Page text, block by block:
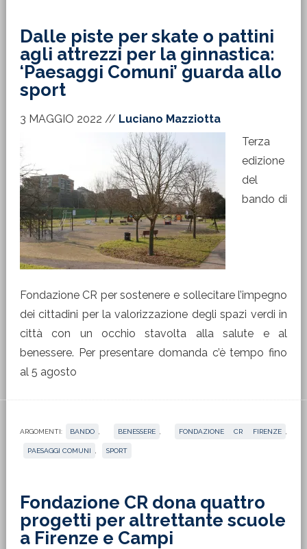
Dalle piste per skate o pattini
agli attrezzi per la ginnastica:
‘Paesaggi Comuni’ guarda allo
sport
3 MAGGIO 2022 // Luciano Mazziotta
Terza
edizione
del
bando di
Fondazione CR per sostenere e sollecitare l’impegno
dei cittadini per la valorizzazione degli spazi verdi in
città con un occhio stavolta alla salute e al
benessere. Per presentare domanda c’è tempo fino
al 5 agosto
ARGOMENTI: BANDO BENESSERE FONDAZIONE CR FIRENZE
PAESAGGI COMUNI SPORT
Fondazione CR dona quattro
progetti per altrettante scuole
a Firenze e Campi